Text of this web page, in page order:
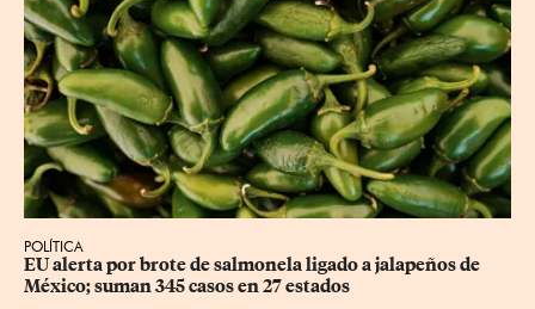
POLÍTICA
EU alerta por brote de salmonela ligado a jalapeños de
México; suman 345 casos en 27 estados